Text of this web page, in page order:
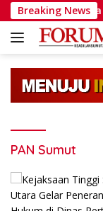
Langsung
ke
konten
Breaking News
Solid, Minta
PAN Sumut